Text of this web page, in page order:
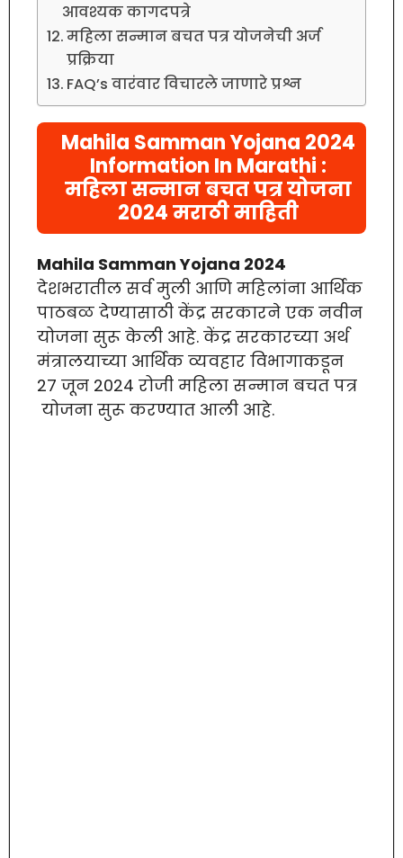
आवश्यक कागदपत्रे
महिला सन्मान बचत पत्र योजनेची अर्ज
प्रक्रिया
FAQ’s वारंवार विचारले जाणारे प्रश्न
Mahila Samman Yojana 2024
Information In Marathi :
महिला सन्मान बचत पत्र योजना
2024 मराठी माहिती
Mahila Samman Yojana 2024
देशभरातील सर्व मुली आणि महिलांना आर्थिक
पाठबळ देण्यासाठी केंद्र सरकारने एक नवीन
योजना सुरू केली आहे. केंद्र सरकारच्या अर्थ
मंत्रालयाच्या आर्थिक व्यवहार विभागाकडून
27 जून 2024 रोजी महिला सन्मान बचत पत्र
योजना सुरू करण्यात आली आहे.